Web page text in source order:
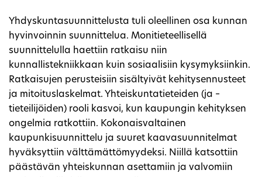
Yhdyskuntasuunnittelusta tuli oleellinen osa kunnan
hyvinvoinnin suunnittelua. Monitieteellisellä
suunnittelulla haettiin ratkaisu niin
kunnallistekniikkaan kuin sosiaalisiin kysymyksiinkin.
Ratkaisujen perusteisiin sisältyivät kehitysennusteet
ja mitoituslaskelmat. Yhteiskuntatieteiden (ja –
tieteilijöiden) rooli kasvoi, kun kaupungin kehityksen
ongelmia ratkottiin. Kokonaisvaltainen
kaupunkisuunnittelu ja suuret kaavasuunnitelmat
hyväksyttiin välttämättömyydeksi. Niillä katsottiin
päästävän yhteiskunnan asettamiin ja valvomiin